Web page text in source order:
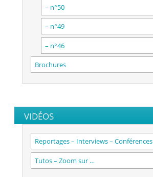
– n°50
– n°49
– n°46
Brochures
VIDÉOS
Reportages – Interviews – Conférences
Tutos – Zoom sur …